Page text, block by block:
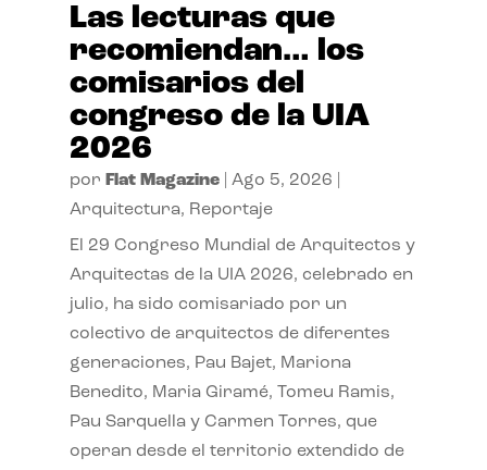
Las lecturas que
recomiendan… los
comisarios del
congreso de la UIA
2026
por Flat Magazine| Ago 5, 2026
Arquitectura, Reportaje
El 29 Congreso Mundial de Arquitectos y
Arquitectas de la UIA 2026, celebrado en
julio, ha sido comisariado por un
colectivo de arquitectos de diferentes
generaciones, Pau Bajet, Mariona
Benedito, Maria Giramé, Tomeu Ramis,
Pau Sarquella y Carmen Torres, que
operan desde el territorio extendido de